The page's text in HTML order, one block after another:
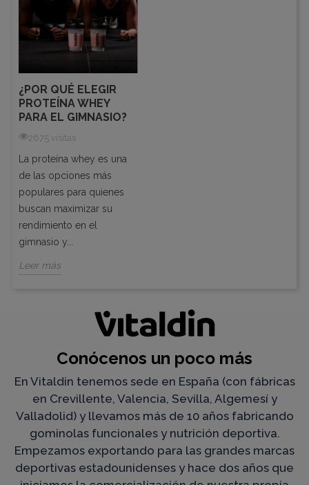
¿POR QUÉ ELEGIR
PROTEÍNA WHEY
PARA EL GIMNASIO?
2675 visitas
La proteína whey es una
de las opciones más
populares para quienes
buscan maximizar su
rendimiento en el
gimnasio y...
Leer más
Conócenos un poco más
En Vitaldin tenemos sede en España (con fábricas
en Crevillente, Valencia, Sevilla, Algemesí y
Valladolid) y llevamos más de 10 años fabricando
gominolas funcionales y nutrición deportiva.
Empezamos exportando para las grandes marcas
deportivas estadounidenses y hace dos años que